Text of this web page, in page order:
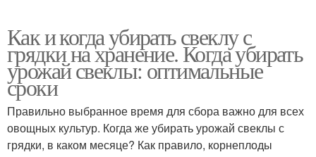
Как и когда убирать свеклу с
грядки на хранение. Когда убирать
урожай свеклы: оптимальные
сроки
Правильно выбранное время для сбора важно для всех
овощных культур. Когда же убирать урожай свеклы с
грядки, в каком месяце? Как правило, корнеплоды